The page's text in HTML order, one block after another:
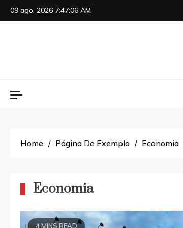
Skip
to
09 ago, 2026 7:47:06 AM
Home Página De Exemplo Economia
Economia
4 MINS READ